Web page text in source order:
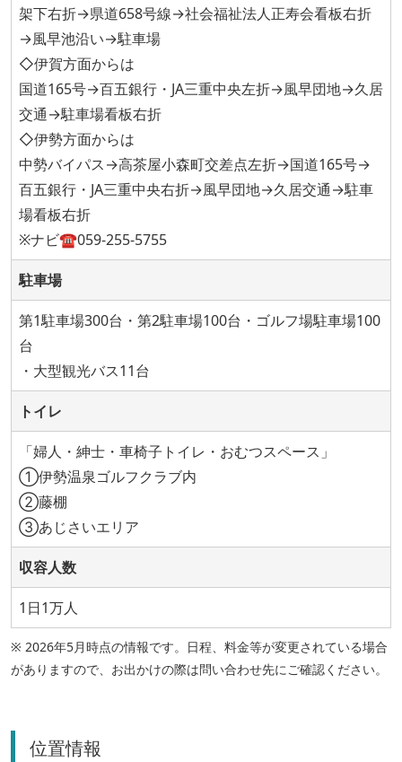
架下右折→県道658号線→社会福祉法人正寿会看板右折
→風早池沿い→駐車場
◇伊賀方面からは
国道165号→百五銀行・JA三重中央左折→風早団地→久居
交通→駐車場看板右折
◇伊勢方面からは
中勢バイパス→高茶屋小森町交差点左折→国道165号→
百五銀行・JA三重中央右折→風早団地→久居交通→駐車
場看板右折
※ナビ☎059-255-5755
駐車場
第1駐車場300台・第2駐車場100台・ゴルフ場駐車場100
台
・大型観光バス11台
トイレ
「婦人・紳士・車椅子トイレ・おむつスペース」
①伊勢温泉ゴルフクラブ内
②藤棚
③あじさいエリア
収容人数
1日1万人
※ 2026年5月時点の情報です。日程、料金等が変更されている場合
がありますので、お出かけの際は問い合わせ先にご確認ください。
位置情報